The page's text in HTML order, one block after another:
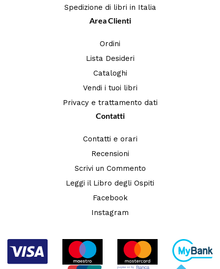
Spedizione di libri in Italia
Area Clienti
Ordini
Lista Desideri
Cataloghi
Vendi i tuoi libri
Privacy e trattamento dati
Contatti
Contatti e orari
Recensioni
Scrivi un Commento
Leggi il Libro degli Ospiti
Facebook
Instagram